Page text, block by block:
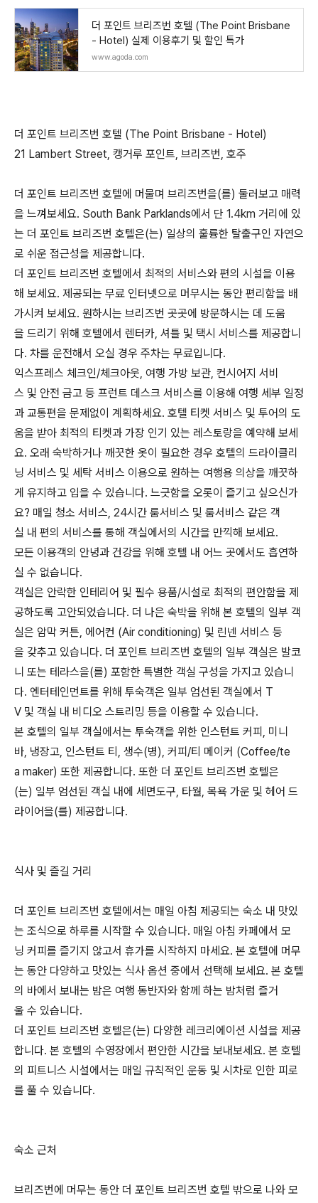
더 포인트 브리즈번 호텔 (The Point Brisbane
- Hotel) 실제 이용후기 및 할인 특가
www.agoda.com
더 포인트 브리즈번 호텔 (The Point Brisbane - Hotel)
21 Lambert Street, 캥거루 포인트, 브리즈번, 호주
더 포인트 브리즈번 호텔에 머물며 브리즈번을(를) 둘러보고 매력
을 느껴보세요. South Bank Parklands에서 단 1.4km 거리에 있
는 더 포인트 브리즈번 호텔은(는) 일상의 훌륭한 탈출구인 자연으
로 쉬운 접근성을 제공합니다.
더 포인트 브리즈번 호텔에서 최적의 서비스와 편의 시설을 이용
해 보세요. 제공되는 무료 인터넷으로 머무시는 동안 편리함을 배
가시켜 보세요. 원하시는 브리즈번 곳곳에 방문하시는 데 도움
을 드리기 위해 호텔에서 렌터카, 셔틀 및 택시 서비스를 제공합니
다. 차를 운전해서 오실 경우 주차는 무료입니다.
익스프레스 체크인/체크아웃, 여행 가방 보관, 컨시어지 서비
스 및 안전 금고 등 프런트 데스크 서비스를 이용해 여행 세부 일정
과 교통편을 문제없이 계획하세요. 호텔 티켓 서비스 및 투어의 도
움을 받아 최적의 티켓과 가장 인기 있는 레스토랑을 예약해 보세
요. 오래 숙박하거나 깨끗한 옷이 필요한 경우 호텔의 드라이클리
닝 서비스 및 세탁 서비스 이용으로 원하는 여행용 의상을 깨끗하
게 유지하고 입을 수 있습니다. 느긋함을 오롯이 즐기고 싶으신가
요? 매일 청소 서비스, 24시간 룸서비스 및 룸서비스 같은 객
실 내 편의 서비스를 통해 객실에서의 시간을 만끽해 보세요.
모든 이용객의 안녕과 건강을 위해 호텔 내 어느 곳에서도 흡연하
실 수 없습니다.
객실은 안락한 인테리어 및 필수 용품/시설로 최적의 편안함을 제
공하도록 고안되었습니다. 더 나은 숙박을 위해 본 호텔의 일부 객
실은 암막 커튼, 에어컨 (Air conditioning) 및 린넨 서비스 등
을 갖추고 있습니다. 더 포인트 브리즈번 호텔의 일부 객실은 발코
니 또는 테라스을(를) 포함한 특별한 객실 구성을 가지고 있습니
다. 엔터테인먼트를 위해 투숙객은 일부 엄선된 객실에서 T
V 및 객실 내 비디오 스트리밍 등을 이용할 수 있습니다.
본 호텔의 일부 객실에서는 투숙객을 위한 인스턴트 커피, 미니
바, 냉장고, 인스턴트 티, 생수(병), 커피/티 메이커 (Coffee/te
a maker) 또한 제공합니다. 또한 더 포인트 브리즈번 호텔은
(는) 일부 엄선된 객실 내에 세면도구, 타월, 목욕 가운 및 헤어 드
라이어을(를) 제공합니다.
식사 및 즐길 거리
더 포인트 브리즈번 호텔에서는 매일 아침 제공되는 숙소 내 맛있
는 조식으로 하루를 시작할 수 있습니다. 매일 아침 카페에서 모
닝 커피를 즐기지 않고서 휴가를 시작하지 마세요. 본 호텔에 머무
는 동안 다양하고 맛있는 식사 옵션 중에서 선택해 보세요. 본 호텔
의 바에서 보내는 밤은 여행 동반자와 함께 하는 밤처럼 즐거
울 수 있습니다.
더 포인트 브리즈번 호텔은(는) 다양한 레크리에이션 시설을 제공
합니다. 본 호텔의 수영장에서 편안한 시간을 보내보세요. 본 호텔
의 피트니스 시설에서는 매일 규칙적인 운동 및 시차로 인한 피로
를 풀 수 있습니다.
숙소 근처
브리즈번에 머무는 동안 더 포인트 브리즈번 호텔 밖으로 나와 모